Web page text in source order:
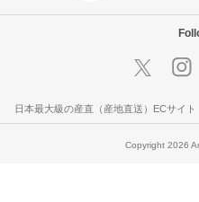
日本最大級の産直（産地直送）ECサイ
Copyright 2026